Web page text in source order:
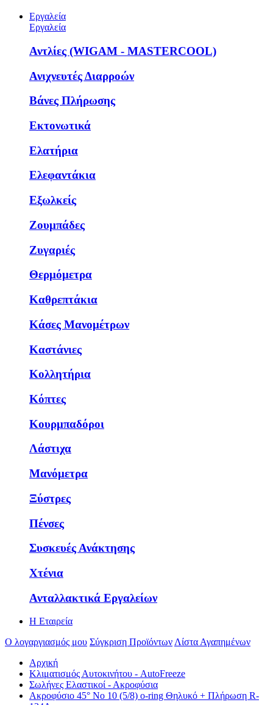
Εργαλεία
Εργαλεία
Αντλίες (WIGAM - MASTERCOOL)
Ανιχνευτές Διαρροών
Βάνες Πλήρωσης
Εκτονωτικά
Ελατήρια
Ελεφαντάκια
Εξωλκείς
Ζουμπάδες
Ζυγαριές
Θερμόμετρα
Καθρεπτάκια
Κάσες Μανομέτρων
Καστάνιες
Κολλητήρια
Κόπτες
Κουρμπαδόροι
Λάστιχα
Μανόμετρα
Ξύστρες
Πένσες
Συσκευές Ανάκτησης
Χτένια
Ανταλλακτικά Εργαλείων
Η Εταιρεία
Ο λογαργιασμός μου Σύγκριση ΠροϊόντωνΛίστα Αγαπημένων
Αρχική
Κλιματισμός Αυτοκινήτου - AutoFreeze
Σωλήνες Ελαστικοί - Ακροφύσια
Ακροφύσιο 45° Νο 10 (5/8) o-ring Θηλυκό + Πλήρωση R-